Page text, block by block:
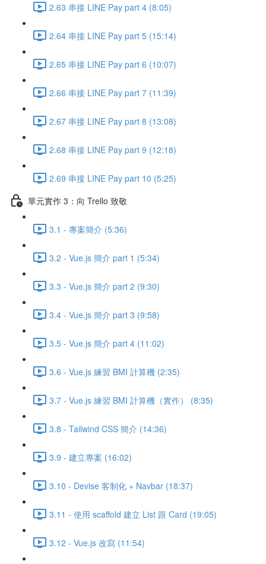
2.63 串接 LINE Pay part 4 (8:05)
2.64 串接 LINE Pay part 5 (15:14)
2.65 串接 LINE Pay part 6 (10:07)
2.66 串接 LINE Pay part 7 (11:39)
2.67 串接 LINE Pay part 8 (13:08)
2.68 串接 LINE Pay part 9 (12:18)
2.69 串接 LINE Pay part 10 (5:25)
單元實作 3：向 Trello 致敬
3.1 - 專案簡介 (5:36)
3.2 - Vue.js 簡介 part 1 (5:34)
3.3 - Vue.js 簡介 part 2 (9:30)
3.4 - Vue.js 簡介 part 3 (9:58)
3.5 - Vue.js 簡介 part 4 (11:02)
3.6 - Vue.js 練習 BMI 計算機 (2:35)
3.7 - Vue.js 練習 BMI 計算機（實作） (8:35)
3.8 - Tailwind CSS 簡介 (14:36)
3.9 - 建立專案 (16:02)
3.10 - Devise 客制化 + Navbar (18:37)
3.11 - 使用 scaffold 建立 List 跟 Card (19:05)
3.12 - Vue.js 改寫 (11:54)